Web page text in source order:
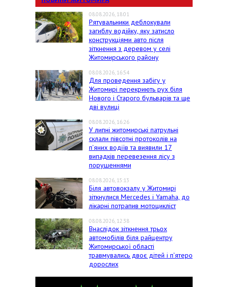
08.08.2026, 18:01
Рятувальники деблокували
загиблу водійку, яку затисло
конструкціями авто після
зіткнення з деревом у селі
Житомирського району
08.08.2026, 16:54
Для проведення забігу у
Житомирі перекриють рух біля
Нового і Старого бульварів та ще
дві вулиці
08.08.2026, 16:26
У липні житомирські патрульні
склали півсотні протоколів на
пʼяних водіїв та виявили 17
випадків перевезення лісу з
порушеннями
08.08.2026, 15:13
Біля автовокзалу у Житомирі
зіткнулися Mercedes і Yamaha, до
лікарні потрапив мотоцикліст
08.08.2026, 12:38
Внаслідок зіткнення трьох
автомобілів біля райцентру
Житомирської області
травмувались двоє дітей і пʼятеро
дорослих